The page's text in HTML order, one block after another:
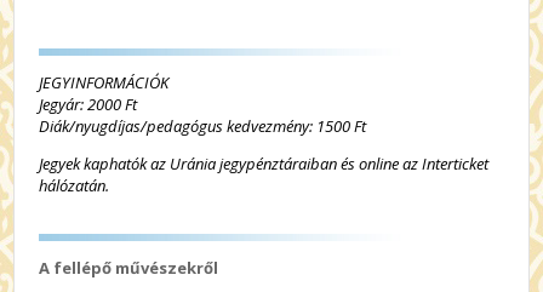
JEGYINFORMÁCIÓK
Jegyár: 2000 Ft
Diák/nyugdíjas/pedagógus kedvezmény: 1500 Ft
Jegyek kaphatók az Uránia jegypénztáraiban és online az Interticket
hálózatán.
A fellépő művészekről